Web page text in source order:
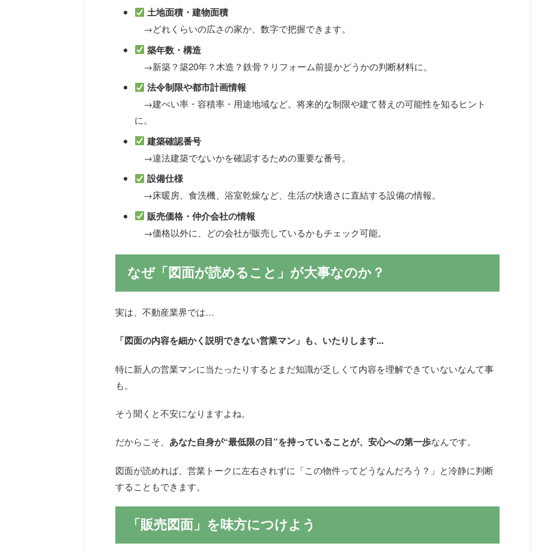
土地面積・建物面積
→どれくらいの広さの家か、数字で把握できます。
築年数・構造
→新築？築20年？木造？鉄骨？リフォーム前提かどうかの判断材料に。
法令制限や都市計画情報
→建ぺい率・容積率・用途地域など。将来的な制限や建て替えの可能性を知るヒント
に。
建築確認番号
→違法建築でないかを確認するための重要な番号。
設備仕様
→床暖房、食洗機、浴室乾燥など、生活の快適さに直結する設備の情報。
販売価格・仲介会社の情報
→価格以外に、どの会社が販売しているかもチェック可能。
なぜ「図面が読めること」が大事なのか？
実は、不動産業界では…
「図面の内容を細かく説明できない営業マン」も、いたりします...
特に新人の営業マンに当たったりするとまだ知識が乏しくて内容を理解できていないなんて事
も。
そう聞くと不安になりますよね。
だからこそ、 あなた自身が“最低限の目”を持っていることが、安心への第一歩なんです。
図面が読めれば、営業トークに左右されずに「この物件ってどうなんだろう？」と冷静に判断
することもできます。
「販売図面」を味方につけよう